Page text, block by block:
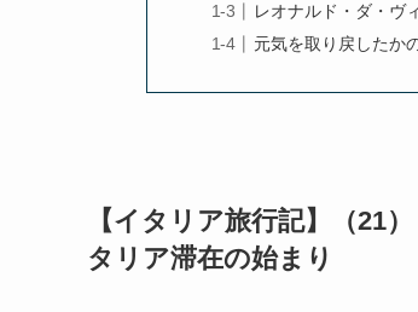
レオナルド・ダ・ヴ
元気を取り戻したか
【イタリア旅行記】（21
タリア滞在の始まり